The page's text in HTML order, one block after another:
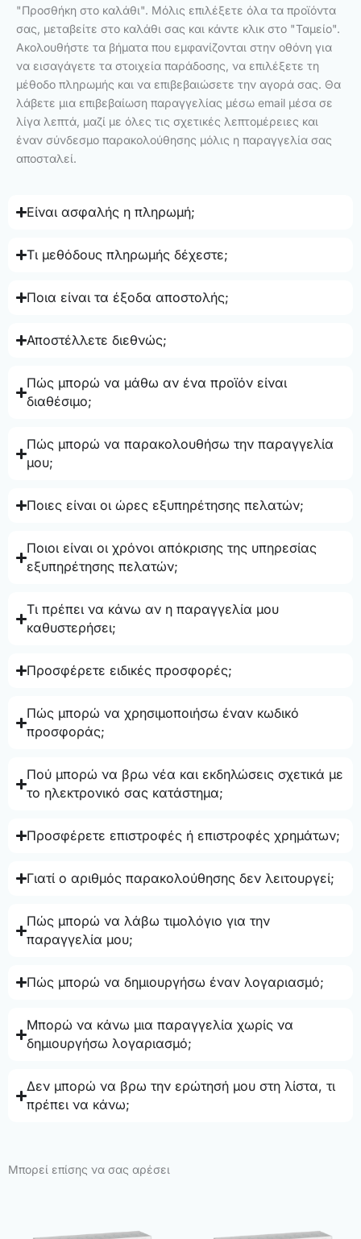
"Προσθήκη στο καλάθι". Μόλις επιλέξετε όλα τα προϊόντα
σας, μεταβείτε στο καλάθι σας και κάντε κλικ στο "Ταμείο".
Ακολουθήστε τα βήματα που εμφανίζονται στην οθόνη για
να εισαγάγετε τα στοιχεία παράδοσης, να επιλέξετε τη
μέθοδο πληρωμής και να επιβεβαιώσετε την αγορά σας. Θα
λάβετε μια επιβεβαίωση παραγγελίας μέσω email μέσα σε
λίγα λεπτά, μαζί με όλες τις σχετικές λεπτομέρειες και
έναν σύνδεσμο παρακολούθησης μόλις η παραγγελία σας
αποσταλεί.
Είναι ασφαλής η πληρωμή;
Τι μεθόδους πληρωμής δέχεστε;
Ποια είναι τα έξοδα αποστολής;
Αποστέλλετε διεθνώς;
Πώς μπορώ να μάθω αν ένα προϊόν είναι
διαθέσιμο;
Πώς μπορώ να παρακολουθήσω την παραγγελία
μου;
Ποιες είναι οι ώρες εξυπηρέτησης πελατών;
Ποιοι είναι οι χρόνοι απόκρισης της υπηρεσίας
εξυπηρέτησης πελατών;
Τι πρέπει να κάνω αν η παραγγελία μου
καθυστερήσει;
Προσφέρετε ειδικές προσφορές;
Πώς μπορώ να χρησιμοποιήσω έναν κωδικό
προσφοράς;
Πού μπορώ να βρω νέα και εκδηλώσεις σχετικά με
το ηλεκτρονικό σας κατάστημα;
Προσφέρετε επιστροφές ή επιστροφές χρημάτων;
Γιατί ο αριθμός παρακολούθησης δεν λειτουργεί;
Πώς μπορώ να λάβω τιμολόγιο για την
παραγγελία μου;
Πώς μπορώ να δημιουργήσω έναν λογαριασμό;
Μπορώ να κάνω μια παραγγελία χωρίς να
δημιουργήσω λογαριασμό;
Δεν μπορώ να βρω την ερώτησή μου στη λίστα, τι
πρέπει να κάνω;
Μπορεί επίσης να σας αρέσει